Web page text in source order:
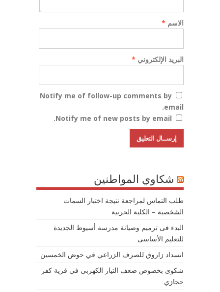
الاسم *
البريد الإلكتروني *
Notify me of follow-up comments by
email.
Notify me of new posts by email.
شكاوي المواطنين
طلب التماس لمراجعة نتيجة اختبار السمات
الشخصية – الكلية الحربية
البدء فى ترميم وصيانة مدرسة أسيوط الجديدة
للتعليم الأساسى
انسداد زاروق للصرف الزراعي في حوض الخمسين
شكوى بخصوص ضعف التيار الكهربى في قرية كفر
حجازي